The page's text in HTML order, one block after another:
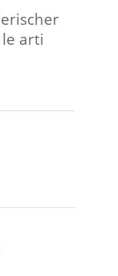
le arti